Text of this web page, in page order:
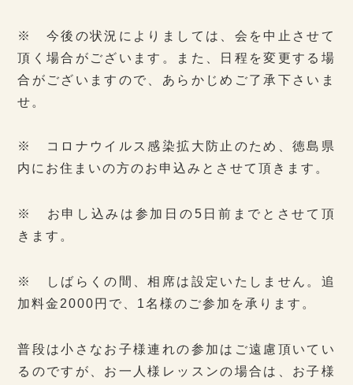
※ 今後の状況によりましては、会を中止させて
頂く場合がございます。また、日程を変更する場
合がございますので、あらかじめご了承下さいま
せ。
※ コロナウイルス感染拡大防止のため、徳島県
内にお住まいの方のお申込みとさせて頂きます。
※ お申し込みは参加日の5日前までとさせて頂
きます。
※ しばらくの間、相席は設定いたしません。追
加料金2000円で、1名様のご参加を承ります。
普段は小さなお子様連れの参加はご遠慮頂いてい
るのですが、お一人様レッスンの場合は、お子様